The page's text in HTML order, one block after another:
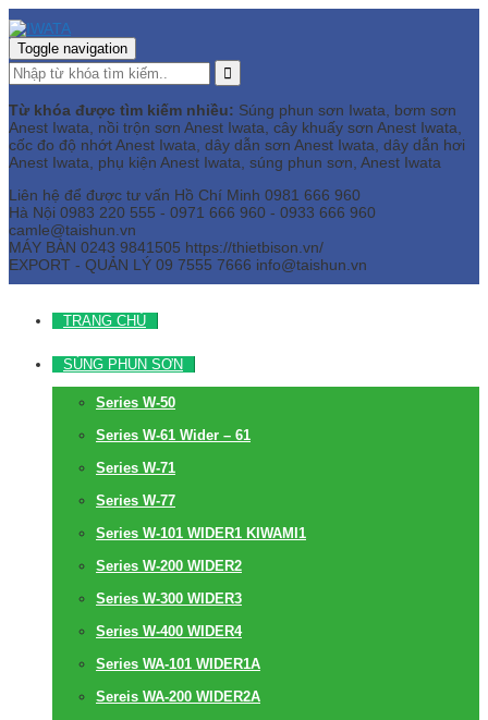
Toggle navigation
Từ khóa được tìm kiếm nhiều: Súng phun sơn Iwata, bơm sơn
Anest Iwata, nồi trộn sơn Anest Iwata, cây khuấy sơn Anest Iwata,
cốc đo độ nhớt Anest Iwata, dây dẫn sơn Anest Iwata, dây dẫn hơi
Anest Iwata, phụ kiện Anest Iwata, súng phun sơn, Anest Iwata
Liên hệ để được tư vấn Hồ Chí Minh 0981 666 960
Hà Nội 0983 220 555 - 0971 666 960 - 0933 666 960
camle@taishun.vn
MÁY BÀN 0243 9841505 https://thietbison.vn/
EXPORT - QUẢN LÝ 09 7555 7666 info@taishun.vn
TRANG CHỦ
SÚNG PHUN SƠN
Series W-50
Series W-61 Wider – 61
Series W-71
Series W-77
Series W-101 WIDER1 KIWAMI1
Series W-200 WIDER2
Series W-300 WIDER3
Series W-400 WIDER4
Series WA-101 WIDER1A
Sereis WA-200 WIDER2A